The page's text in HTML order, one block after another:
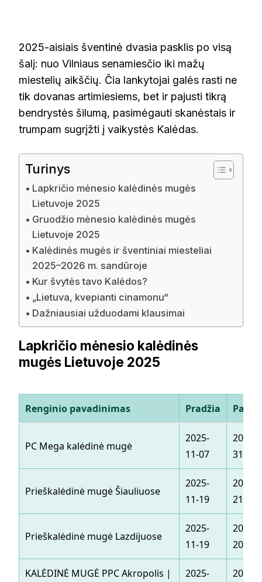
2025-aisiais šventinė dvasia pasklis po visą
šalį: nuo Vilniaus senamiesčio iki mažų
miestelių aikščių. Čia lankytojai galės rasti ne
tik dovanas artimiesiems, bet ir pajusti tikrą
bendrystės šilumą, pasimėgauti skanėstais ir
trumpam sugrįžti į vaikystės Kalėdas.
Turinys
Lapkričio mėnesio kalėdinės mugės
Lietuvoje 2025
Gruodžio mėnesio kalėdinės mugės
Lietuvoje 2025
Kalėdinės mugės ir šventiniai miesteliai
2025–2026 m. sandūroje
Kur švytės tavo Kalėdos?
„Lietuva, kvepianti cinamonu“
Dažniausiai užduodami klausimai
Lapkričio mėnesio kalėdinės
mugės Lietuvoje 2025
Renginio pavadinimas Pradžia
PC Mega kalėdinė mugė
2025-
11-07
2025-
31
Prieškalėdinė mugė Šiauliuose
2025-
11-19
2025-
21
Prieškalėdinė mugė Lazdijuose
2025-
11-19
2025-
20
KALĖDINĖ MUGĖ PPC Akropolis |
2025-
2025-